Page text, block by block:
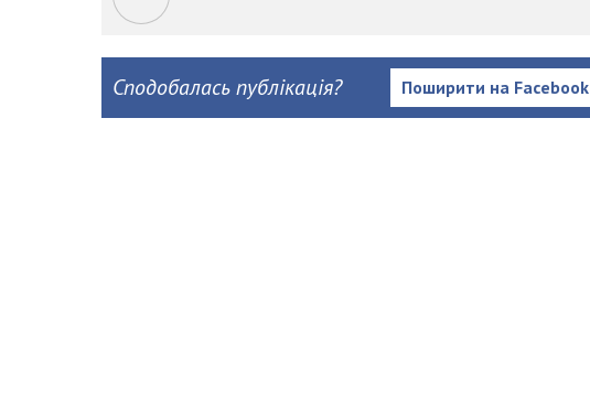
Сподобалась публікація? Поширити на Facebook